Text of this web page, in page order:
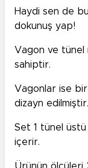
Haydi sen de
dokunuş yap!
Vagon ve tünel
sahiptir.
Vagonlar ise
dizayn edilmiştir.
Set 1 tünel üstü
içerir.
Ürünün ölçüleri